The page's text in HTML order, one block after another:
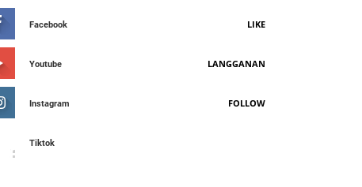
Facebook LIKE
Youtube LANGGANAN
Instagram FOLLOW
Tiktok